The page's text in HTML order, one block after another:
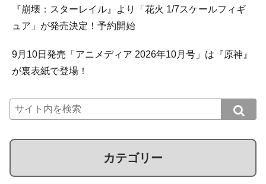
『崩壊：スターレイル』より「花火 1/7スケールフィギ
ュア」が発売決定！予約開始
9月10日発売「アニメディア 2026年10月号」は『原神』
が裏表紙で登場！
カテゴリー